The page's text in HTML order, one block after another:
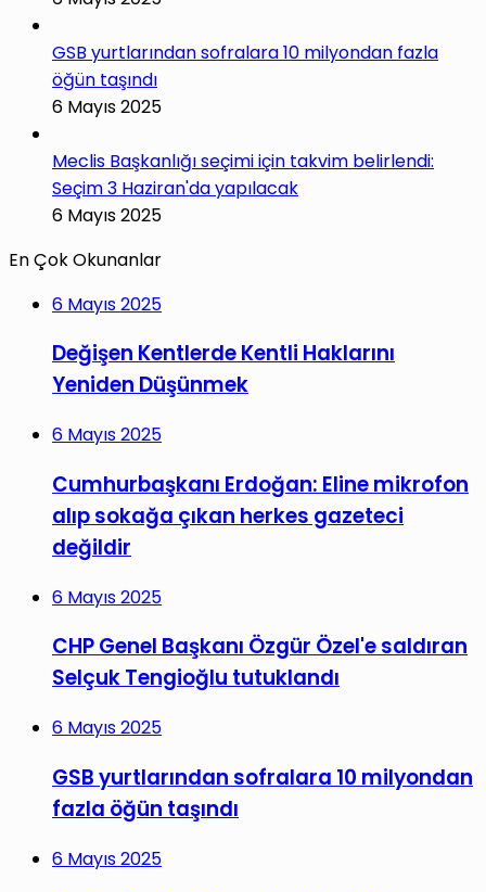
GSB yurtlarından sofralara 10 milyondan fazla
öğün taşındı
6 Mayıs 2025
Meclis Başkanlığı seçimi için takvim belirlendi:
Seçim 3 Haziran'da yapılacak
6 Mayıs 2025
En Çok Okunanlar
6 Mayıs 2025
Değişen Kentlerde Kentli Haklarını
Yeniden Düşünmek
6 Mayıs 2025
Cumhurbaşkanı Erdoğan: Eline mikrofon
alıp sokağa çıkan herkes gazeteci
değildir
6 Mayıs 2025
CHP Genel Başkanı Özgür Özel'e saldıran
Selçuk Tengioğlu tutuklandı
6 Mayıs 2025
GSB yurtlarından sofralara 10 milyondan
fazla öğün taşındı
6 Mayıs 2025